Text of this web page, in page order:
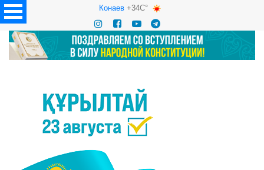
Конаев+34C°